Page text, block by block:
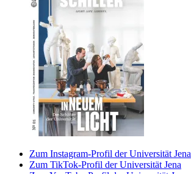
Zum Instagram-Profil der Universität Jena
Zum TikTok-Profil der Universität Jena